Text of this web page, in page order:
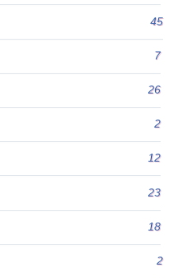
45
7
26
2
12
23
18
2